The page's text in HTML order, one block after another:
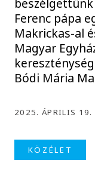
Ferenc pápa
Makrickas-al
Magyar
Bódi Mária
2025. ÁPRILIS 19.
KÖZÉLET